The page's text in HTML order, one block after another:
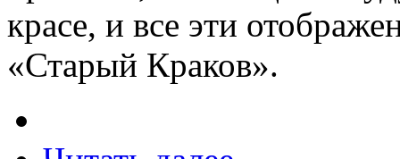
красе, и все эти
«Старый Краков».